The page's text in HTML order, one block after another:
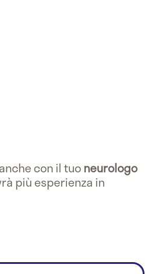
con il tuoneurologo
più esperienza in